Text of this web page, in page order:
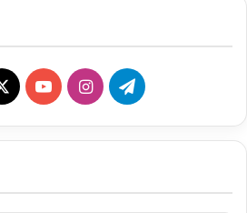
X YouTubeInstagramTelegram